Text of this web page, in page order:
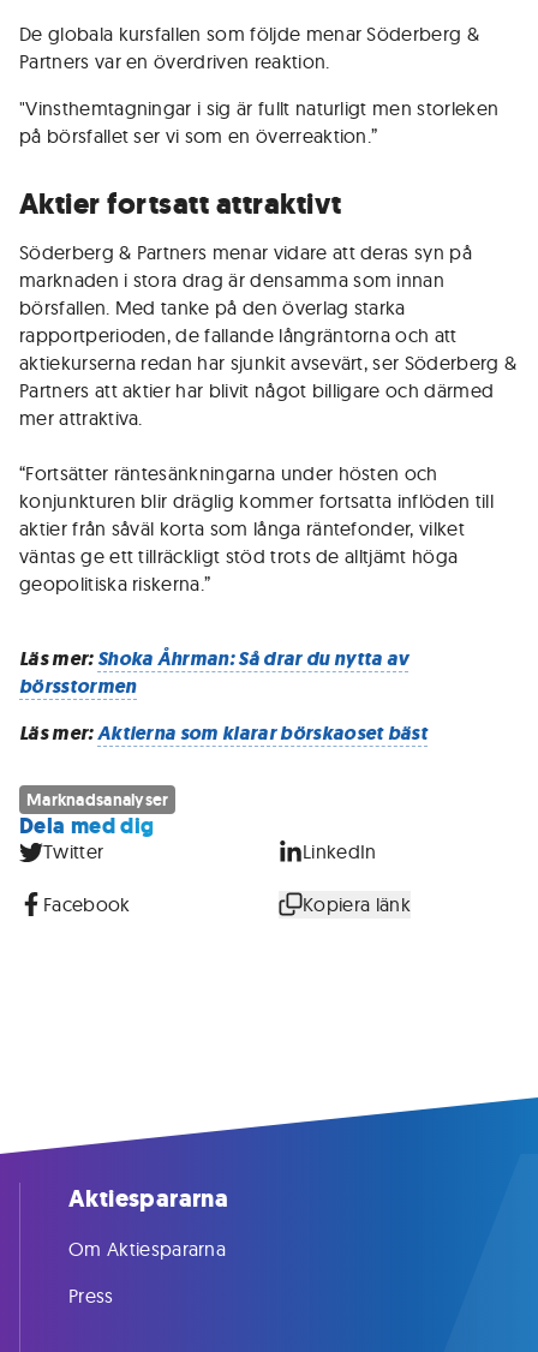
De globala kursfallen som följde menar Söderberg &
Partners var en överdriven reaktion.
"Vinsthemtagningar i sig är fullt naturligt men storleken
på börsfallet ser vi som en överreaktion.”
Aktier fortsatt attraktivt
Söderberg & Partners menar vidare att deras syn på
marknaden i stora drag är densamma som innan
börsfallen. Med tanke på den överlag starka
rapportperioden, de fallande långräntorna och att
aktiekurserna redan har sjunkit avsevärt, ser Söderberg &
Partners att aktier har blivit något billigare och därmed
mer attraktiva.
“Fortsätter räntesänkningarna under hösten och
konjunkturen blir dräglig kommer fortsatta inflöden till
aktier från såväl korta som långa räntefonder, vilket
väntas ge ett tillräckligt stöd trots de alltjämt höga
geopolitiska riskerna.”
Läs mer:Shoka Åhrman: Så drar du nytta av
börsstormen
Läs mer:Aktierna som klarar börskaoset bäst
Marknadsanalyser
Dela med dig
Twitter LinkedIn
Facebook Kopiera länk
Aktiespararna
Om Aktiespararna
Press